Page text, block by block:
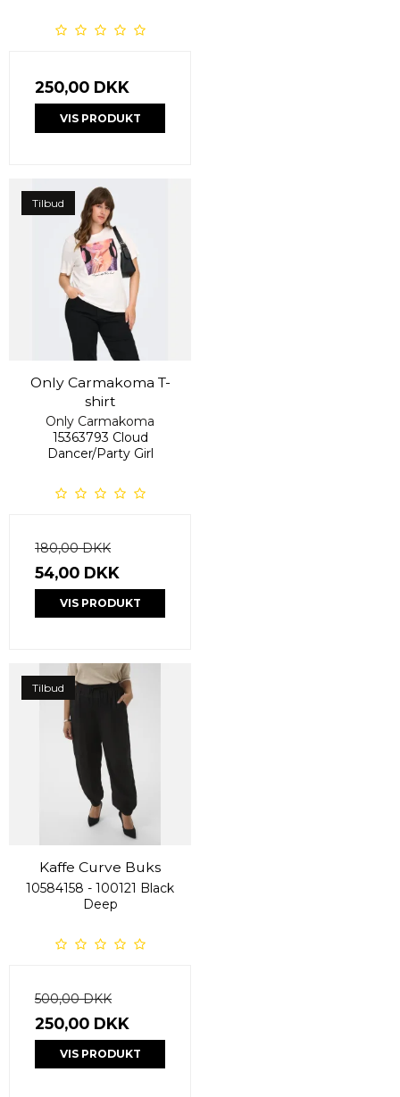
250,00 DKK
VIS PRODUKT
Tilbud
Only Carmakoma T-
shirt
Only Carmakoma
15363793 Cloud
Dancer/Party Girl
180,00 DKK
54,00 DKK
VIS PRODUKT
Tilbud
Kaffe Curve Buks
10584158 - 100121 Black
Deep
500,00 DKK
250,00 DKK
VIS PRODUKT